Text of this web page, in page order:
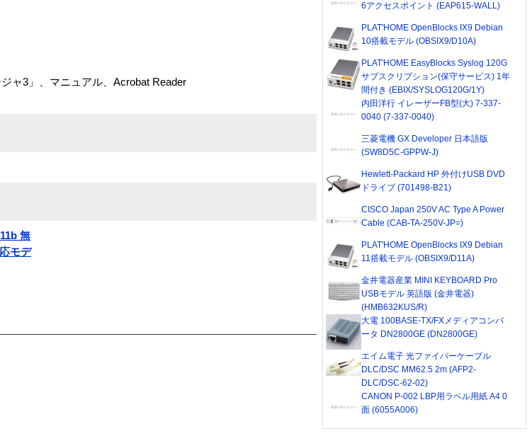
ャ3」、マニュアル、Acrobat Reader
無
モデ
6アクセスポイント (EAP615-WALL)
PLAT'HOME OpenBlocks IX9 Debian
10搭載モデル (OBSIX9/D10A)
PLAT'HOME EasyBlocks Syslog 120G
サブスクリプション(保守サービス) 1年
間付き (EBIX/SYSLOG120G/1Y)
内田洋行 イレーザーFB型(大) 7-337-
0040 (7-337-0040)
三菱電機 GX Developer 日本語版
(SW8D5C-GPPW-J)
Hewlett-Packard HP 外付けUSB DVD
ドライブ (701498-B21)
CISCO Japan 250V AC Type A Power
Cable (CAB-TA-250V-JP=)
PLAT'HOME OpenBlocks IX9 Debian
11搭載モデル (OBSIX9/D11A)
金井電器産業 MINI KEYBOARD Pro
USBモデル 英語版 (金井電器)
(HMB632KUS/R)
大電 100BASE-TX/FXメディアコンバ
ータ DN2800GE (DN2800GE)
エイム電子 光ファイバーケーブル
DLC/DSC MM62.5 2m (AFP2-
DLC/DSC-62-02)
CANON P-002 LBP用ラベル用紙 A4 0
面 (6055A006)